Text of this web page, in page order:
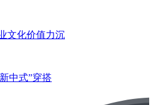
文化价值力沉
中式”穿搭